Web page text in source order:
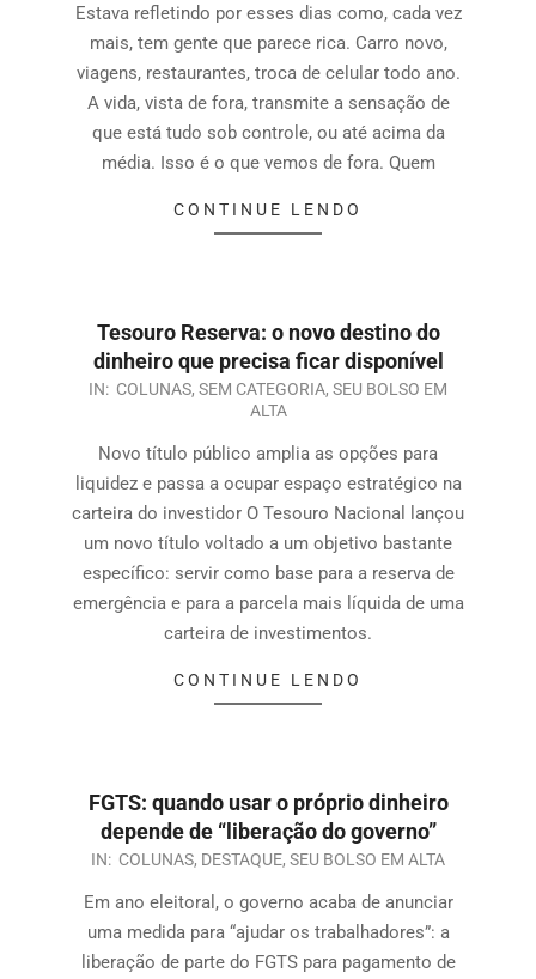
Estava refletindo por esses dias como, cada vez
mais, tem gente que parece rica. Carro novo,
viagens, restaurantes, troca de celular todo ano.
A vida, vista de fora, transmite a sensação de
que está tudo sob controle, ou até acima da
média. Isso é o que vemos de fora. Quem
CONTINUE LENDO
Tesouro Reserva: o novo destino do
dinheiro que precisa ficar disponível
IN: COLUNAS, SEM CATEGORIA, SEU BOLSO EM
ALTA
Novo título público amplia as opções para
liquidez e passa a ocupar espaço estratégico na
carteira do investidor O Tesouro Nacional lançou
um novo título voltado a um objetivo bastante
específico: servir como base para a reserva de
emergência e para a parcela mais líquida de uma
carteira de investimentos.
CONTINUE LENDO
FGTS: quando usar o próprio dinheiro
depende de “liberação do governo”
IN: COLUNAS, DESTAQUE, SEU BOLSO EM ALTA
Em ano eleitoral, o governo acaba de anunciar
uma medida para “ajudar os trabalhadores”: a
liberação de parte do FGTS para pagamento de